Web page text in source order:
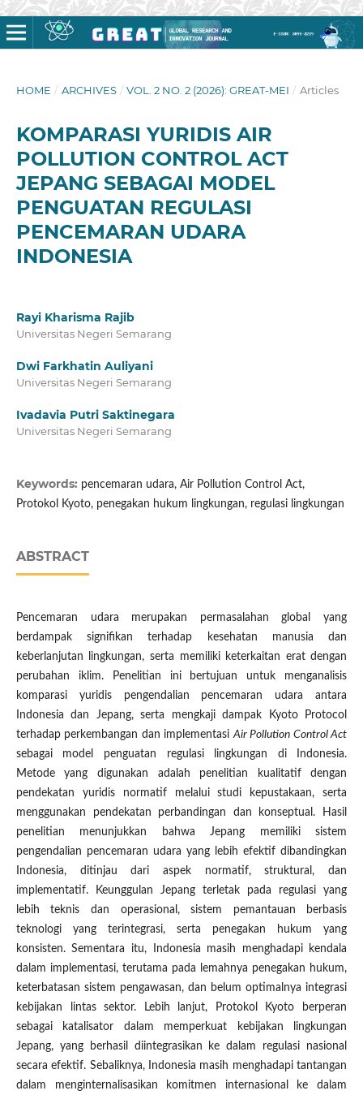
HOME / ARCHIVES / VOL. 2 NO. 2 (2026): GREAT-MEI / Articles
KOMPARASI YURIDIS AIR
POLLUTION CONTROL ACT
JEPANG SEBAGAI MODEL
PENGUATAN REGULASI
PENCEMARAN UDARA
INDONESIA
Rayi Kharisma Rajib
Universitas Negeri Semarang
Dwi Farkhatin Auliyani
Universitas Negeri Semarang
Ivadavia Putri Saktinegara
Universitas Negeri Semarang
Keywords: pencemaran udara, Air Pollution Control Act,
Protokol Kyoto, penegakan hukum lingkungan, regulasi lingkungan
ABSTRACT
Pencemaran udara merupakan permasalahan global yang
berdampak signifikan terhadap kesehatan manusia dan
keberlanjutan lingkungan, serta memiliki keterkaitan erat dengan
perubahan iklim. Penelitian ini bertujuan untuk menganalisis
komparasi yuridis pengendalian pencemaran udara antara
Indonesia dan Jepang, serta mengkaji dampak Kyoto Protocol
terhadap perkembangan dan implementasiAir Pollution Control Act
sebagai model penguatan regulasi lingkungan di Indonesia.
Metode yang digunakan adalah penelitian kualitatif dengan
pendekatan yuridis normatif melalui studi kepustakaan, serta
menggunakan pendekatan perbandingan dan konseptual. Hasil
penelitian menunjukkan bahwa Jepang memiliki sistem
pengendalian pencemaran udara yang lebih efektif dibandingkan
Indonesia, ditinjau dari aspek normatif, struktural, dan
implementatif. Keunggulan Jepang terletak pada regulasi yang
lebih teknis dan operasional, sistem pemantauan berbasis
teknologi yang terintegrasi, serta penegakan hukum yang
konsisten. Sementara itu, Indonesia masih menghadapi kendala
dalam implementasi, terutama pada lemahnya penegakan hukum,
keterbatasan sistem pengawasan, dan belum optimalnya integrasi
kebijakan lintas sektor. Lebih lanjut, Protokol Kyoto berperan
sebagai katalisator dalam memperkuat kebijakan lingkungan
Jepang, yang berhasil diintegrasikan ke dalam regulasi nasional
secara efektif. Sebaliknya, Indonesia masih menghadapi tantangan
dalam menginternalisasikan komitmen internasional ke dalam